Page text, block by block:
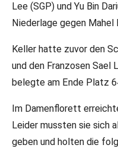
Lee (SGP) und Yu Bin
Niederlage gegen Mahel
Keller hatte zuvor den
und den Franzosen Sael
belegte am Ende Platz
Im Damenflorett
Leider mussten sie sich
geben und holten die